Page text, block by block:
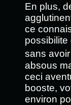
En plus,
ce
possibilite
sans
absous
ceci
booste,
environ